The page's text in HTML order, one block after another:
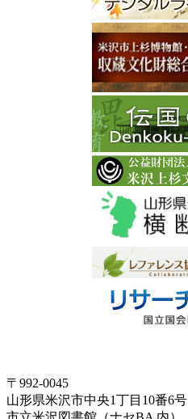
〒992-0045
山形県米沢市中央1丁目10番6号